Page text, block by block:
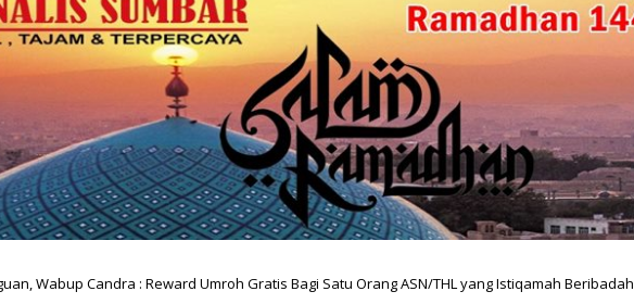
Wabup Candra : Reward Umroh Gratis Bagi Satu Orang ASN/THL yang Istiqamah Beribadah